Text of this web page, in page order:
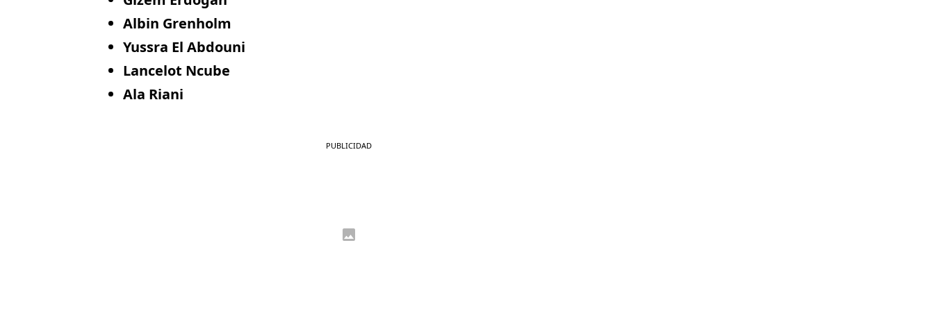
Albin Grenholm
Yussra El Abdouni
Lancelot Ncube
Ala Riani
PUBLICIDAD